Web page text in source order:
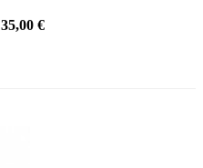
35,00 €